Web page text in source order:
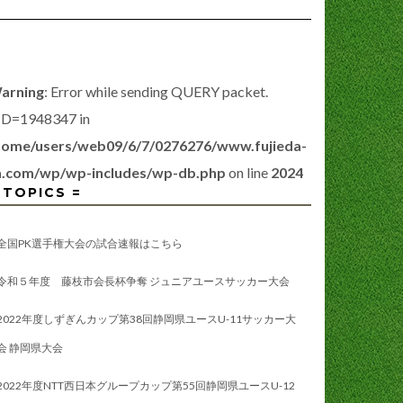
: Error while sending QUERY packet.
in
users/web09/6/7/0276276/www.fujieda-
wp/wp-includes/wp-db.php on line 2024
=
国PK選手権大会の試合速報はこちら
和５年度 藤枝市会長杯争奪 ジュニアユースサッカー大会
年度しずぎんカップ第38回静岡県ユースU-11サッカー大
静岡県大会
年度NTT西日本グループカップ第55回静岡県ユースU-12